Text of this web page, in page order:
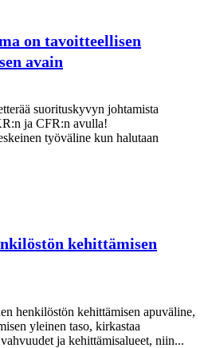
on tavoitteellisen
avain
suorituskyvyn johtamista
ja CFR:n avulla!
työväline kun halutaan
kehittämisen
henkilöstön kehittämisen apuväline,
yleinen taso, kirkastaa
ja kehittämisalueet, niin...